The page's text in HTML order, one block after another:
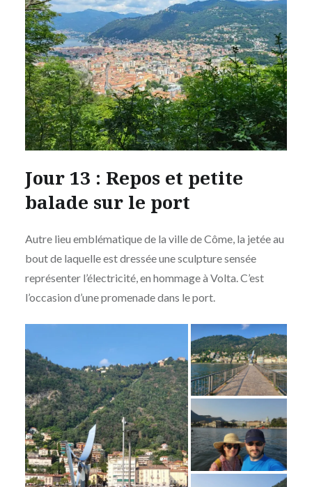
Jour 13 : Repos et petite
balade sur le port
Autre lieu emblématique de la ville de Côme, la jetée au
bout de laquelle est dressée une sculpture sensée
représenter l’électricité, en hommage à Volta. C’est
l’occasion d’une promenade dans le port.